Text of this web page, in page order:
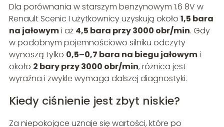
Dla porównania w starszym benzynowym 1.6 8V w
Renault Scenic I użytkownicy uzyskują około 1,5 bara
na jałowymi aż 4,5 bara przy 3000 obr/min. Gdy
w podobnym pojemnościowo silniku odczyty
wynoszą tylko 0,5–0,7 bara na biegu jałowymi
około 2 bary przy 3000 obr/min, różnica jest
wyraźna i zwykle wymaga dalszej diagnostyki.
Kiedy ciśnienie jest zbyt niskie?
Za niepokojące uznaje się wartości, które po